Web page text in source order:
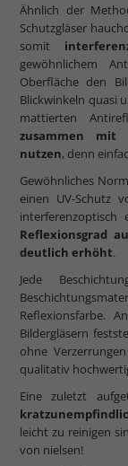
Ähnlich der
Schutzgläser
somit
gewöhnlichem
Oberfläche den
Blickwinkeln quasi
mattierten
zusammen mit
nutzen, denn
Gewöhnliches
einen UV-Schutz
interferenzoptisch
Reflexionsgrad
deutlich erhöht.
Jede
Reflexionsfarbe.
Bildergläsern
ohne
qualitativ
Eine zuletzt
leicht zu reinigen
von nielsen!